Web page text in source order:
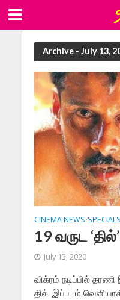
Archive - July 13,
CINEMA NEWS•SPECIALS
19 வருட
July 13, 2020
விக்ரம் நடிப்பில்
தில். இப்படம்